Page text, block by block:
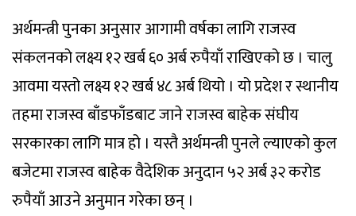
अर्थमन्त्री पुनका अनुसार आगामी वर्षका लागि राजस्व
संकलनको लक्ष्य १२ खर्ब ६० अर्ब रुपैयाँ राखिएको छ । चालु
आवमा यस्तो लक्ष्य १२ खर्ब ४८ अर्ब थियो । यो प्रदेश र स्थानीय
तहमा राजस्व बाँडफाँडबाट जाने राजस्व बाहेक संघीय
सरकारका लागि मात्र हो । यस्तै अर्थमन्त्री पुनले ल्याएको कुल
बजेटमा राजस्व बाहेक वैदेशिक अनुदान ५२ अर्ब ३२ करोड
रुपैयाँ आउने अनुमान गरेका छन् ।